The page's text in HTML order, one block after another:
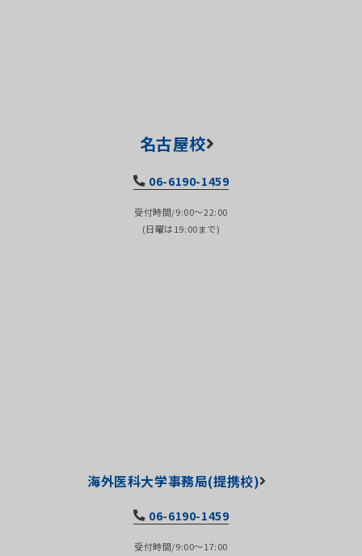
名古屋校
06-6190-1459
受付時間/9:00～22:00
(日曜は19:00まで)
海外医科大学事務局(提携校)
06-6190-1459
受付時間/9:00～17:00